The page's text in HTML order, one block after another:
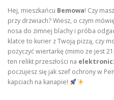
Hej, mieszkańcu Bemowa! Czy
przy drzwiach? Wiesz, o czym
nosa do zimnej blachy i próba
klatce to kurier z Twoją pizzą, czy
pożyczyć wiertarkę (mimo że jest
ten relikt przeszłości na
poczujesz się jak szef ochrony w
kapciach na kanapie!